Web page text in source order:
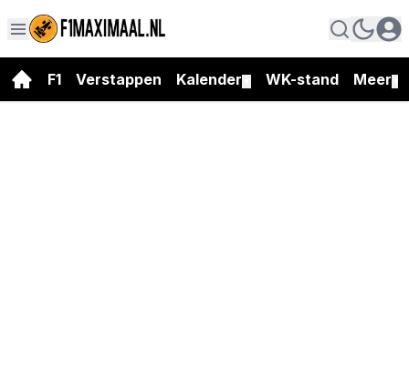
F1 Verstappen Kalender WK-stand Meer